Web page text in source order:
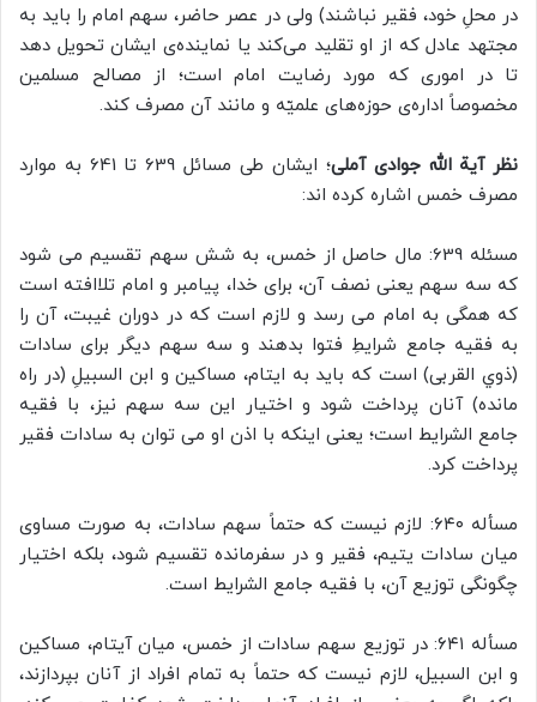
در محلِ خود، فقیر نباشند) ولى در عصر حاضر، سهم امام را بايد به
مجتهد عادل که از او تقلید می‌کند يا نماینده‌ی ایشان تحویل دهد
تا در اموری كه مورد رضایت امام است؛ از مصالح مسلمين
مخصوصاً اداره‌ی حوزه‌هاى علميّه و مانند آن مصرف كند.
نظر آیة الله جوادی آملی
؛ ایشان طی مسائل 639 تا 641 به موارد
مصرف خمس اشاره کرده اند:
مسئله 639: مال حاصل از خمس، به شش سهم تقسیم می شود
که سه سهم یعنی نصف آن، برای خدا، پیامبر و امام تلاافته است
که همگی به امام می رسد و لازم است که در دوران غیبت، آن را
به فقیه جامع شرایطِ فتوا بدهند و سه سهم دیگر برای سادات
(ذوي القربی) است که باید به ایتام، مساکین و ابن السبيلِ (در راه
مانده) آنان پرداخت شود و اختیار این سه سهم نیز، با فقیه
جامع الشرایط است؛ یعنی اینکه با اذن او می توان به سادات فقیر
پرداخت کرد.
مسأله ۶۴۰: لازم نیست که حتماً سهم سادات، به صورت مساوی
میان سادات يتيم، فقیر و در سفرمانده تقسیم شود، بلکه اختیار
چگونگی توزیع آن، با فقيه جامع الشرایط است.
مسأله ۶۴۱: در توزیع سهم سادات از خمس، میان آيتام، مساکین
و ابن السبيل، لازم نیست که حتماً به تمام افراد از آنان بپردازند،